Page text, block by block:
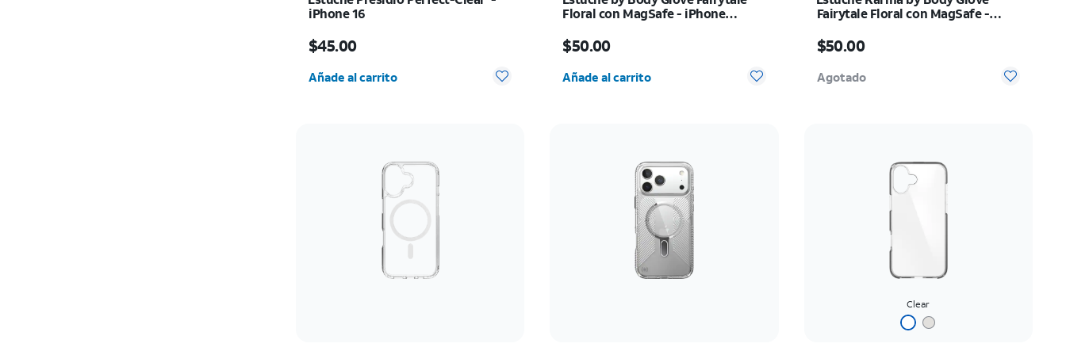
iPhone 16
$45.00
Añade al carrito
Floral con MagSafe - iPhone
$50.00
Añade al carrito
Fairytale Floral con MagSafe -
$50.00
Agotado
Clear